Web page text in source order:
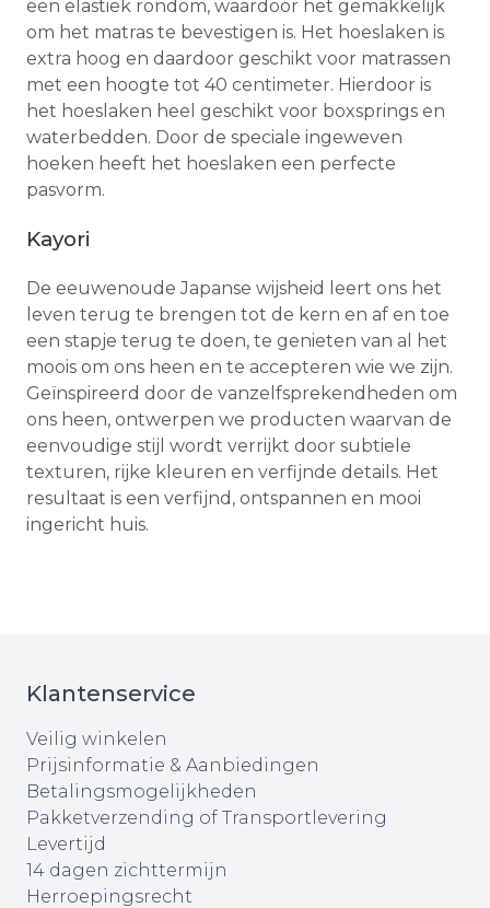
een elastiek rondom, waardoor het gemakkelijk
om het matras te bevestigen is. Het hoeslaken is
extra hoog en daardoor geschikt voor matrassen
met een hoogte tot 40 centimeter. Hierdoor is
het hoeslaken heel geschikt voor boxsprings en
waterbedden. Door de speciale ingeweven
hoeken heeft het hoeslaken een perfecte
pasvorm.
Kayori
De eeuwenoude Japanse wijsheid leert ons het
leven terug te brengen tot de kern en af en toe
een stapje terug te doen, te genieten van al het
moois om ons heen en te accepteren wie we zijn.
Geïnspireerd door de vanzelfsprekendheden om
ons heen, ontwerpen we producten waarvan de
eenvoudige stijl wordt verrijkt door subtiele
texturen, rijke kleuren en verfijnde details. Het
resultaat is een verfijnd, ontspannen en mooi
ingericht huis.
Klantenservice
Veilig winkelen
Prijsinformatie & Aanbiedingen
Betalingsmogelijkheden
Pakketverzending of Transportlevering
Levertijd
14 dagen zichttermijn
Herroepingsrecht